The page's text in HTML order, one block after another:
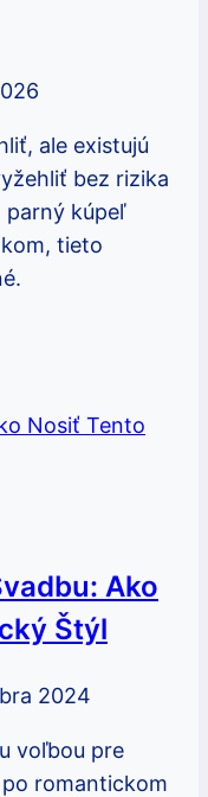
ale existujú
bez rizika
parný kúpeľ
tieto
Ako
Štýl
2024
voľbou pre
romantickom